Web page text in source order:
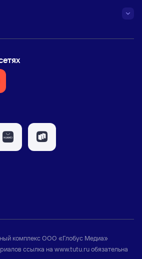
комплексООО «Глобус Медиа»
ссылка на www.tutu.ruобязательна